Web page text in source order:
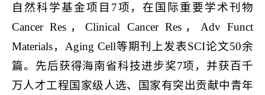
自然科学基金项目7项，在国际重要学术刊物
Cancer Res，Clinical Cancer Res，Adv Funct
Materials，Aging Cell等期刊上发表SCI论文50余
篇。先后获得海南省科技进步奖7项，并获百千
万人才工程国家级人选、国家有突出贡献中青年